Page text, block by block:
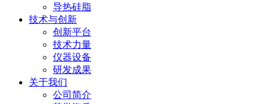
导热硅脂
技术与创新
创新平台
技术力量
仪器设备
研发成果
关于我们
公司简介